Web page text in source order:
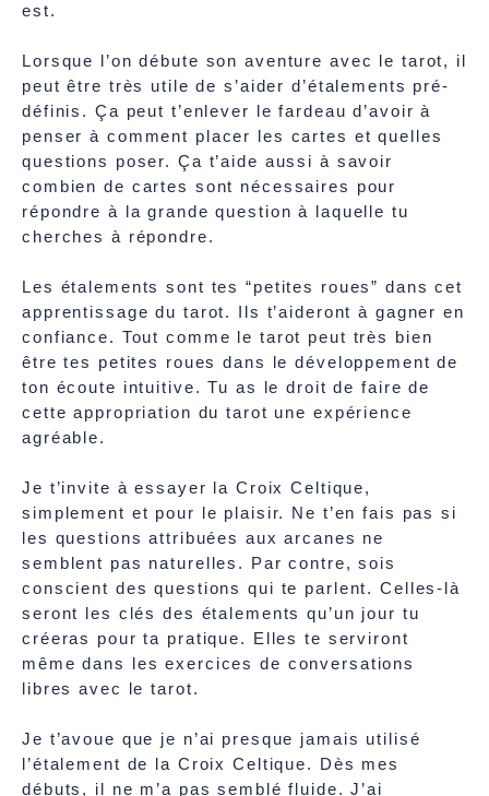
est.
Lorsque l’on débute son aventure avec le tarot, il
peut être très utile de s’aider d’étalements pré-
définis. Ça peut t’enlever le fardeau d’avoir à
penser à comment placer les cartes et quelles
questions poser. Ça t’aide aussi à savoir
combien de cartes sont nécessaires pour
répondre à la grande question à laquelle tu
cherches à répondre.
Les étalements sont tes “petites roues” dans cet
apprentissage du tarot. Ils t’aideront à gagner en
confiance. Tout comme le tarot peut très bien
être tes petites roues dans le développement de
ton écoute intuitive. Tu as le droit de faire de
cette appropriation du tarot une expérience
agréable.
Je t’invite à essayer la Croix Celtique,
simplement et pour le plaisir. Ne t’en fais pas si
les questions attribuées aux arcanes ne
semblent pas naturelles. Par contre, sois
conscient des questions qui te parlent. Celles-là
seront les clés des étalements qu’un jour tu
créeras pour ta pratique. Elles te serviront
même dans les exercices de conversations
libres avec le tarot.
Je t’avoue que je n’ai presque jamais utilisé
l’étalement de la Croix Celtique. Dès mes
débuts, il ne m’a pas semblé fluide. J’ai